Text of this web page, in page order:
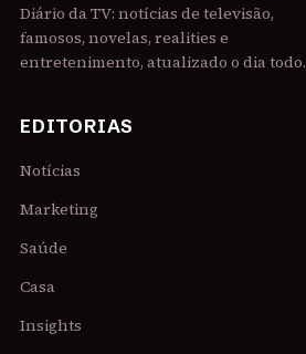
Diário da TV: notícias de televisão,
famosos, novelas, realities e
entretenimento, atualizado o dia todo.
EDITORIAS
Notícias
Marketing
Saúde
Casa
Insights